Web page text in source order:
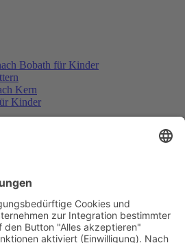
Bobath für Kinder
Kern
Kinder
Modell